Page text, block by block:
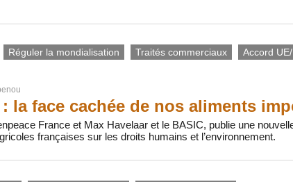
Réguler la mondialisation Traités commerciaux
Accord
la face cachée de nos aliments
France et Max Havelaar et le BASIC, publie une
françaises sur les droits humains et l’environnement.